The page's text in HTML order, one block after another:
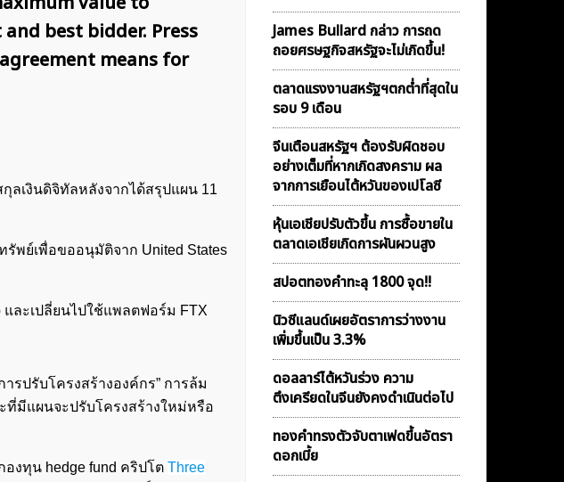
best bidder. Press
means for
ลเงินดิจิทัลหลังจากได้สรุปแผน 11
พย์เพื่อขออนุมัติจาก United States
ละเปลี่ยนไปใช้แพลตฟอร์ม FTX
รปรับโครงสร้างองค์กร” การล้ม
มีแผนจะปรับโครงสร้างใหม่หรือ
งทุน hedge fund คริปโต Three
James Bullard กล่าว การถด
ถอยศรษฐกิจสหรัฐจะไม่เกิดขึ้น!
ตลาดเเรงงานสหรัฐฯตกต่ำที่สุดใน
รอบ 9 เดือน
จีนเตือนสหรัฐฯ ต้องรับผิดชอบ
อย่างเต็มที่หากเกิดสงคราม ผล
จากการเยือนไต้หวันของเปโลซี
หุ้นเอเชียปรับตัวขึ้น การซื้อขายใน
ตลาดเอเชียเกิดการผันผวนสูง
สปอตทองคำทะลุ 1800 จุด!!
นิวซีแลนด์เผยอัตราการว่างงาน
เพิ่มขึ้นเป็น 3.3%
ดอลลาร์ไต้หวันร่วง ความ
ตึงเครียดในจีนยังคงดำเนินต่อไป
ทองคำทรงตัวจับตาเฟดขึ้นอัตรา
ดอกเบี้ย